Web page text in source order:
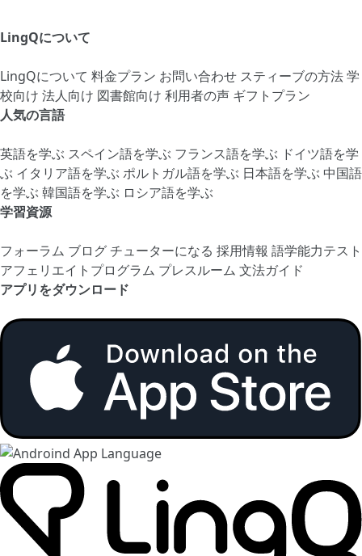
LingQについて
LingQについて 料金プラン お問い合わせ スティーブの方法学
校向け 法人向け 図書館向け 利用者の声 ギフトプラン
人気の言語
英語を学ぶ スペイン語を学ぶ フランス語を学ぶ ドイツ語を学
ぶ イタリア語を学ぶ ポルトガル語を学ぶ 日本語を学ぶ 中国語
を学ぶ 韓国語を学ぶ ロシア語を学ぶ
学習資源
フォーラム ブログチューターになる 採用情報 語学能力テスト
アフェリエイトプログラム プレスルーム 文法ガイド
アプリをダウンロード